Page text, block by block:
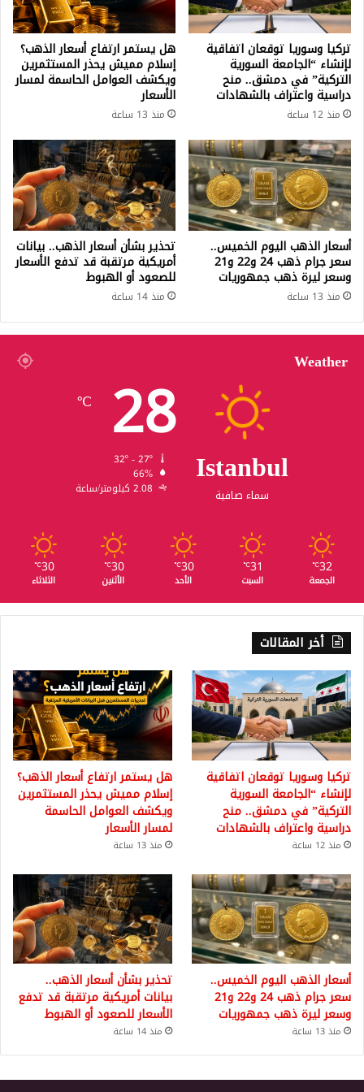
تركيا وسوريا توقعان اتفاقية
لإنشاء “الجامعة السورية
التركية” في دمشق.. منح
دراسية واعتراف بالشهادات
منذ 12 ساعة
هل يستمر ارتفاع أسعار الذهب؟
إسلام مميش يحذر المستثمرين
ويكشف العوامل الحاسمة لمسار
الأسعار
منذ 13 ساعة
أسعار الذهب اليوم الخميس..
سعر جرام ذهب 24 و22 و21
وسعر ليرة ذهب جمهوريات
منذ 13 ساعة
تحذير بشأن أسعار الذهب.. بيانات
أمريكية مرتقبة قد تدفع الأسعار
للصعود أو الهبوط
منذ 14 ساعة
Weather
Istanbul
سماء صافية
28
℃
66%
2.08 كيلومتر/ساعة
32
℃
الجمعة
31
℃
السبت
30
℃
الأحد
30
℃
الأثنين
30
℃
الثلاثاء
أخر المقالات
تركيا وسوريا توقعان اتفاقية
لإنشاء “الجامعة السورية
التركية” في دمشق.. منح
دراسية واعتراف بالشهادات
منذ 12 ساعة
هل يستمر ارتفاع أسعار الذهب؟
إسلام مميش يحذر المستثمرين
ويكشف العوامل الحاسمة
لمسار الأسعار
منذ 13 ساعة
أسعار الذهب اليوم الخميس..
سعر جرام ذهب 24 و22 و21
وسعر ليرة ذهب جمهوريات
منذ 13 ساعة
تحذير بشأن أسعار الذهب..
بيانات أمريكية مرتقبة قد تدفع
الأسعار للصعود أو الهبوط
منذ 14 ساعة